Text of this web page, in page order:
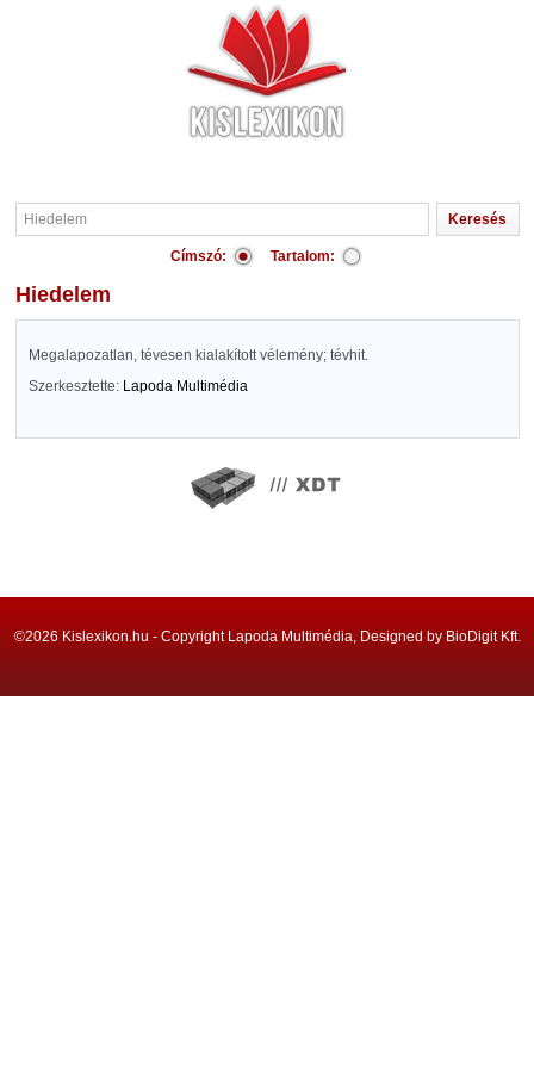
Címszó: Tartalom:
Hiedelem
Megalapozatlan, tévesen kialakított vélemény; tévhit.
Szerkesztette: Lapoda Multimédia
©2026 Kislexikon.hu - Copyright Lapoda Multimédia, Designed by BioDigit Kft.